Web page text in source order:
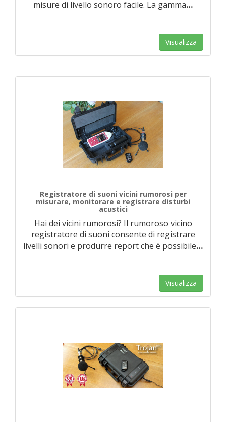
misure di livello sonoro facile. La gamma…
Visualizza
Registratore di suoni vicini rumorosi per
misurare, monitorare e registrare disturbi
acustici
Hai dei vicini rumorosi? Il rumoroso vicino
registratore di suoni consente di registrare
livelli sonori e produrre report che è possibile…
Visualizza